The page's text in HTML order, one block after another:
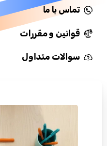
تماس با ما
قوانین و مقررات
سوالات متداول